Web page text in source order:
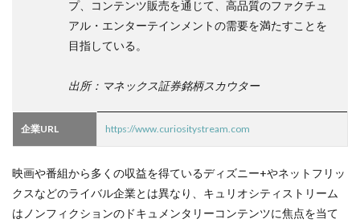
プ、コンテンツ販売を通じて、高品質のファクチュ
アル・エンターテインメントの需要を満たすことを
目指している。
出所：マネックス証券銘柄スカウター
企業URL https://www.curiositystream.com
映画や番組から多くの収益を得ているディズニー+やネットフリッ
クスなどのライバル企業とは異なり、キュリオシティストリーム
はノンフィクションのドキュメンタリーコンテンツに焦点を当て